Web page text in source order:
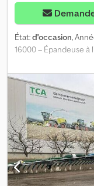
État:d'occasion,
16000 – Épandeuse à
Pneumatiques : 4 x
pouces Essieu à
Terminal de
Aozqpz Nenteha
Börger FL 1036